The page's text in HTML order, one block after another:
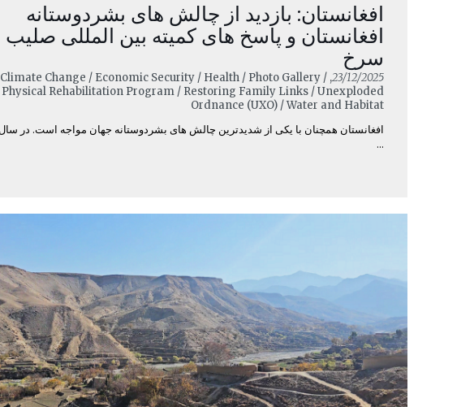
افغانستان: بازدید از چالش های بشردوستانه
افغانستان و پاسخ های کمیته بین المللی صلیب
سرخ
23/12/2025
, Climate Change / Economic Security / Health / Photo Gallery /
Physical Rehabilitation Program / Restoring Family Links / Unexploded
Ordnance (UXO) / Water and Habitat
...